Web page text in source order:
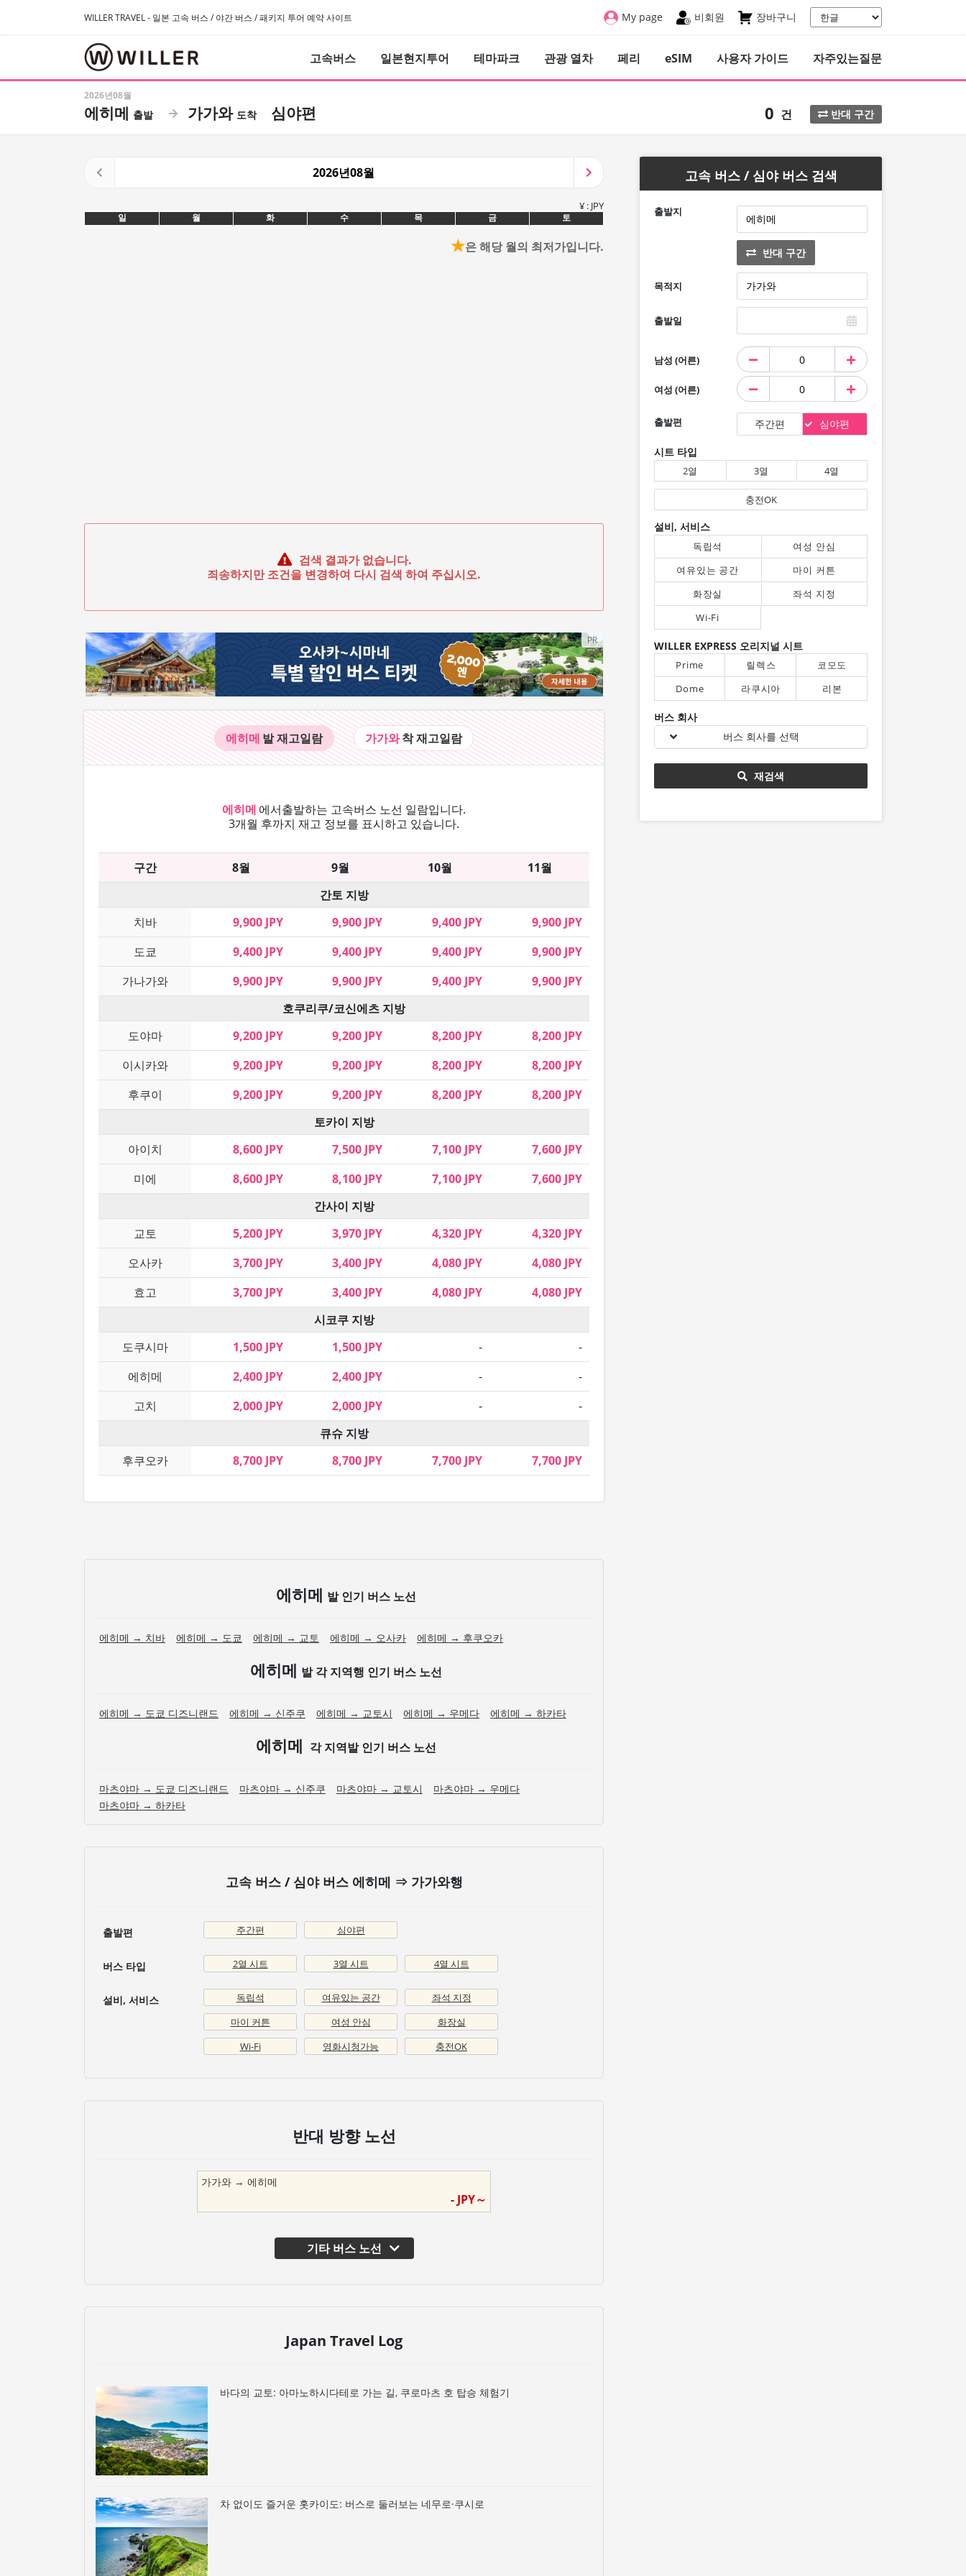
WILLER TRAVEL - 일본 고속 버스 / 야간 버스 / 패키지 투어 예약 사이트 My page 비회원 장바구니
고속버스 일본현지투어 테마파크 관광 열차 페리 eSIM 사용자 가이드 자주있는질문
2026년08월
에히메 가가와 심야편 0 건 반대 구간
2026년08월
¥ : JPY
일 월 화 수 목 금 토
★은 해당 월의 최저가입니다.
검색 결과가 없습니다.
죄송하지만 조건을 변경하여 다시 검색 하여 주십시오.
PR
에히메 발 재고일람 가가와착 재고일람
에히메 에서출발하는 고속버스 노선 일람입니다.
3개월 후까지 재고 정보를 표시하고 있습니다.
구간 8월 9월 10월
11월
간토 지방
치바
9,900 JPY 9,900 JPY 9,400 JPY
9,900 JPY
도쿄
9,400 JPY 9,400 JPY 9,400 JPY
9,900 JPY
가나가와
9,900 JPY 9,900 JPY 9,400 JPY
9,900 JPY
호쿠리쿠/코신에츠 지방
도야마
9,200 JPY 9,200 JPY 8,200 JPY
8,200 JPY
이시카와
9,200 JPY 9,200 JPY 8,200 JPY
8,200 JPY
후쿠이
9,200 JPY 9,200 JPY 8,200 JPY
8,200 JPY
토카이 지방
아이치
8,600 JPY 7,500 JPY 7,100 JPY
7,600 JPY
미에
8,600 JPY 8,100 JPY 7,100 JPY
7,600 JPY
간사이 지방
교토
5,200 JPY 3,970 JPY 4,320 JPY
4,320 JPY
오사카
3,700 JPY 3,400 JPY 4,080 JPY
4,080 JPY
효고
3,700 JPY 3,400 JPY 4,080 JPY
4,080 JPY
시코쿠 지방
도쿠시마
1,500 JPY 1,500 JPY -
-
에히메
2,400 JPY 2,400 JPY -
-
고치
2,000 JPY 2,000 JPY -
-
큐슈 지방
후쿠오카
8,700 JPY 8,700 JPY 7,700 JPY 7,700 JPY
에히메 발 인기 버스 노선
에히메 → 치바 에히메 → 도쿄 에히메 → 교토 에히메 → 오사카 에히메 → 후쿠오카
에히메 발 각 지역행 인기 버스 노선
에히메 → 도쿄 디즈니랜드 에히메 → 신주쿠 에히메 → 교토시 에히메 → 우메다 에히메 → 하카타
에히메 각 지역발 인기 버스 노선
마츠야마 → 도쿄 디즈니랜드 마츠야마 → 신주쿠 마츠야마 → 교토시
마츠야마 → 우메다
마츠야마 → 하카타
고속 버스 / 심야 버스 에히메 ⇒ 가가와행
출발편 주간편 심야편
버스 타입 2열 시트 3열 시트 4열 시트
설비, 서비스 독립석 여유있는 공간
좌석 지정
마이 커튼
여성 안심
화장실
Wi-Fi
영화시청가능 충전OK
반대 방향 노선
가가와 →에히메
- JPY～
기타 버스 노선
Japan Travel Log
바다의 교토: 아마노하시다테로 가는 길, 쿠로마츠 호 탑승 체험기
차 없이도 즐거운 홋카이도: 버스로 둘러보는 네무로·쿠시로
고속 버스 / 심야 버스 검색
출발지
반대 구간
목적지
출발일
남성 (어른)
여성 (어른)
출발편 주간편 심야편
시트 타입
2열 3열 4열
충전OK
설비, 서비스
독립석
여성 안심
여유있는 공간
마이 커튼
화장실
좌석 지정
Wi-Fi
WILLER EXPRESS 오리지널 시트
Prime 릴렉스
코모도
Dome
라쿠시아 리본
버스 회사
버스 회사를 선택
재검색